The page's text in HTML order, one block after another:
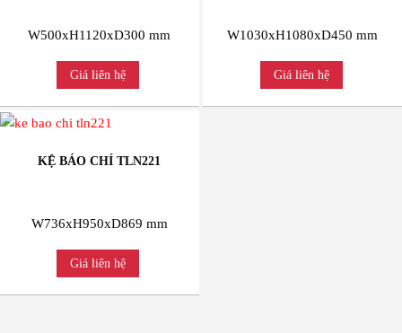
W500xH1120xD300 mm
Giá liên hệ
W1030xH1080xD450 mm
Giá liên hệ
KỆ BÁO CHÍ TLN221
W736xH950xD869 mm
Giá liên hệ